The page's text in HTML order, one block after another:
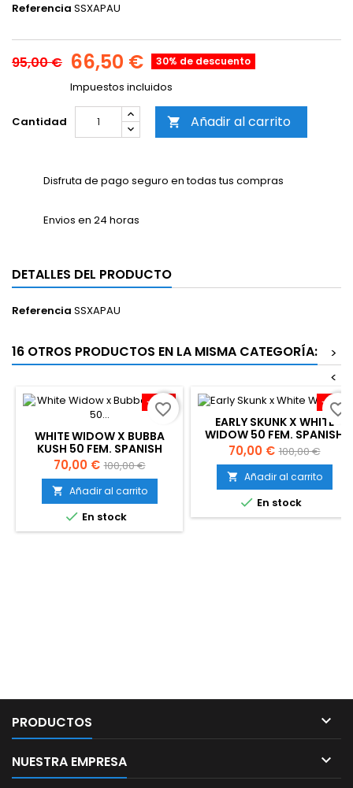
Referencia SSXAPAU
95,00 € 66,50 € 30% de descuento
Impuestos incluidos
Cantidad  Añadir al carrito
Disfruta de pago seguro en todas tus compras
Envios en 24 horas
DETALLES DEL PRODUCTO
Referencia SSXAPAU
16 OTROS PRODUCTOS EN LA MISMA CATEGORÍA:
>
<
-30%
WHITE WIDOW X BUBBA
KUSH 50 FEM. SPANISH
SEEDS
Precio
70,00 € Precio
base
100,00 €
 Añadir al carrito
 En stock
favorite_border -30%
EARLY SKUNK X WHITE
WIDOW 50 FEM. SPANISH
SEEDS
Precio
70,00 € Precio
base
100,00 €
 Añadir al carrito
 En stock
favorite_border
PRODUCTOS 
NUESTRA EMPRESA 